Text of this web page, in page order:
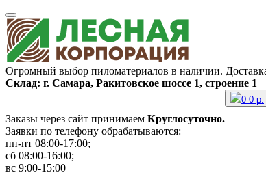
Огромный выбор пиломатериалов в наличии.
Склад: г. Самара, Ракитовское шоссе 1, строение 1
Заказы через сайт принимаем Круглосуточно.
Заявки по телефону обрабатываются:
пн-пт 08:00-17:00;
сб 08:00-16:00;
вс 9:00-15:00
0 0 р.